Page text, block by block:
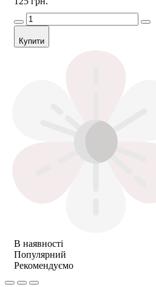
Купити
В наявності
Популярний
Рекомендуємо